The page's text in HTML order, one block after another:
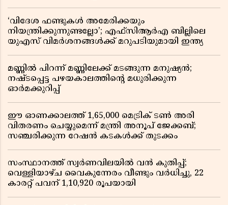
‘വിദേശ ഫണ്ടുകൾ അമേരിക്കയും
നിയന്ത്രിക്കുന്നുണ്ടല്ലോ’; എഫ്സിആർഎ ബില്ലിലെ
യുഎസ് വിമർശനങ്ങൾക്ക് മറുപടിയുമായി ഇന്ത്യ
മണ്ണിൽ പിറന്ന് മണ്ണിലേക്ക് മടങ്ങുന്ന മനുഷ്യൻ;
നഷ്ടപ്പെട്ട പഴയകാലത്തിൻ്റെ മധുരിക്കുന്ന
ഓർമക്കുറിപ്പ്
ഈ ഓണക്കാലത്ത് 1,65,000 മെട്രിക് ടൺ അരി
വിതരണം ചെയ്യുമെന്ന് മന്ത്രി അനൂപ് ജേക്കബ്;
സഞ്ചരിക്കുന്ന റേഷൻ കടകൾക്ക് തുടക്കം
സംസ്ഥാനത്ത് സ്വർണവിലയിൽ വൻ കുതിപ്പ്;
വെള്ളിയാഴ്ച വൈകുന്നേരം വീണ്ടും വർധിച്ചു, 22
കാരറ്റ് പവന് 1,10,920 രൂപയായി